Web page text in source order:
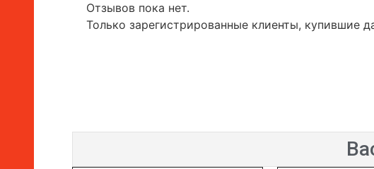
Отзывов пока нет.
Только зарегистрированные клиенты, купившие